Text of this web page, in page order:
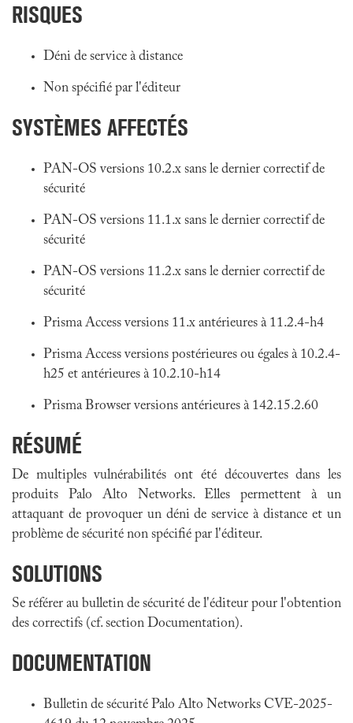
RISQUES
Déni de service à distance
Non spécifié par l'éditeur
SYSTÈMES AFFECTÉS
PAN-OS versions 10.2.x sans le dernier correctif de
sécurité
PAN-OS versions 11.1.x sans le dernier correctif de
sécurité
PAN-OS versions 11.2.x sans le dernier correctif de
sécurité
Prisma Access versions 11.x antérieures à 11.2.4-h4
Prisma Access versions postérieures ou égales à 10.2.4-
h25 et antérieures à 10.2.10-h14
Prisma Browser versions antérieures à 142.15.2.60
RÉSUMÉ
De multiples vulnérabilités ont été découvertes dans les
produits Palo Alto Networks. Elles permettent à un
attaquant de provoquer un déni de service à distance et un
problème de sécurité non spécifié par l'éditeur.
SOLUTIONS
Se référer au bulletin de sécurité de l'éditeur pour l'obtention
des correctifs (cf. section Documentation).
DOCUMENTATION
Bulletin de sécurité Palo Alto Networks CVE-2025-